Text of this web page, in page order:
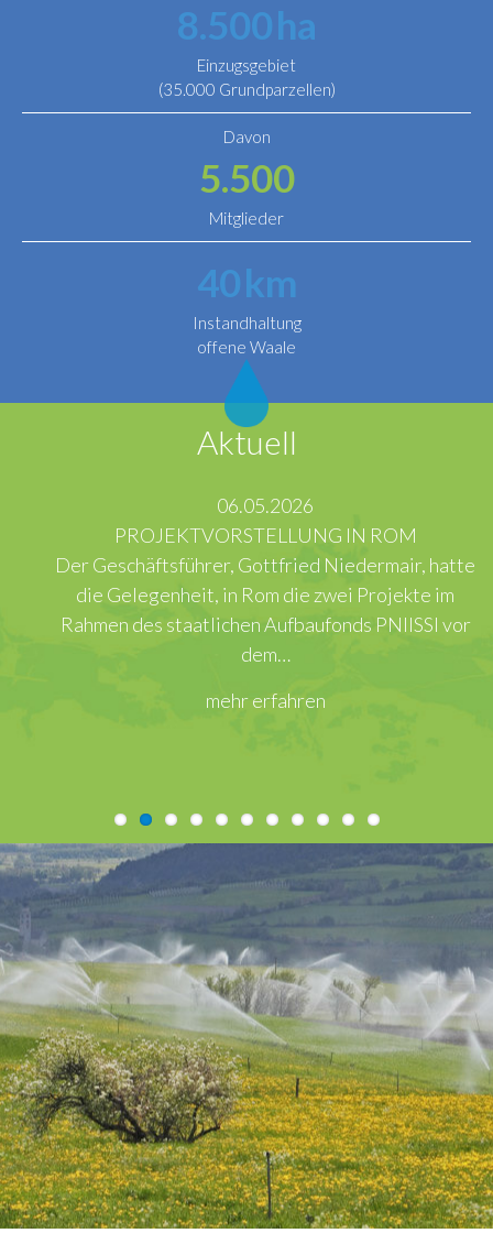
8.500ha
Einzugsgebiet
(35.000 Grundparzellen)
Davon
5.500
Mitglieder
40km
Instandhaltung
offene Waale
Aktuell
06.05.2026
PROJEKTVORSTELLUNG IN ROM
Der Geschäftsführer, Gottfried Niedermair, hatte
die Gelegenheit, in Rom die zwei Projekte im
Rahmen des staatlichen Aufbaufonds PNIISSI vor
dem…
mehr erfahren